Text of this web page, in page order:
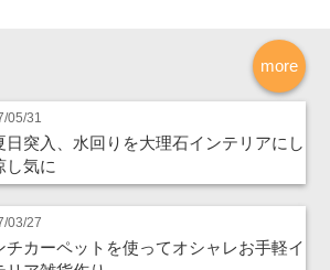
more
05/31
日突入、水回りを大理石インテリアにし
し気に
03/27
チカーペットを使ってオシャレお手軽イ